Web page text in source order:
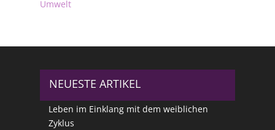
Umwelt
NEUESTE ARTIKEL
Leben im Einklang mit dem weiblichen
Zyklus